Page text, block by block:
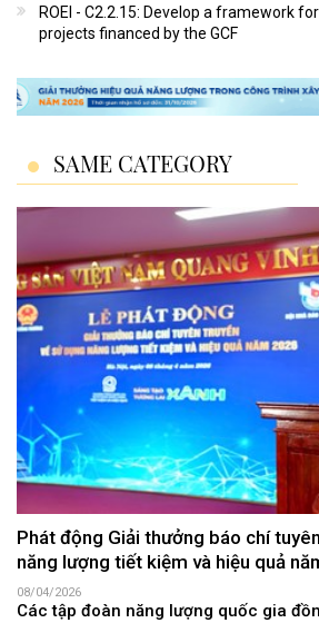
ROEI - C2.2.15: Develop a framework
projects financed by the GCF
SAME CATEGORY
Phát động Giải thưởng báo chí
năng lượng tiết kiệm và hiệu quả
08/04/2026
Các tập đoàn năng lượng quốc gia